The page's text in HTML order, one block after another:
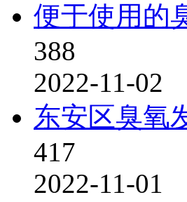
便于使用的
388
2022-11-02
东安区臭氧
417
2022-11-01